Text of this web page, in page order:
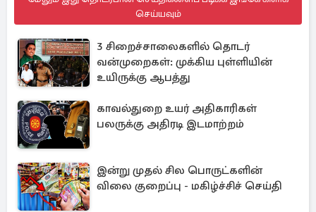
செய்யவும்
3 சிறைச்சாலைகளில் தொடர்
வன்முறைகள்: முக்கிய புள்ளியின்
உயிருக்கு ஆபத்து
காவல்துறை உயர் அதிகாரிகள்
பலருக்கு அதிரடி இடமாற்றம்
இன்று முதல் சில பொருட்களின்
விலை குறைப்பு - மகிழ்ச்சிச் செய்தி